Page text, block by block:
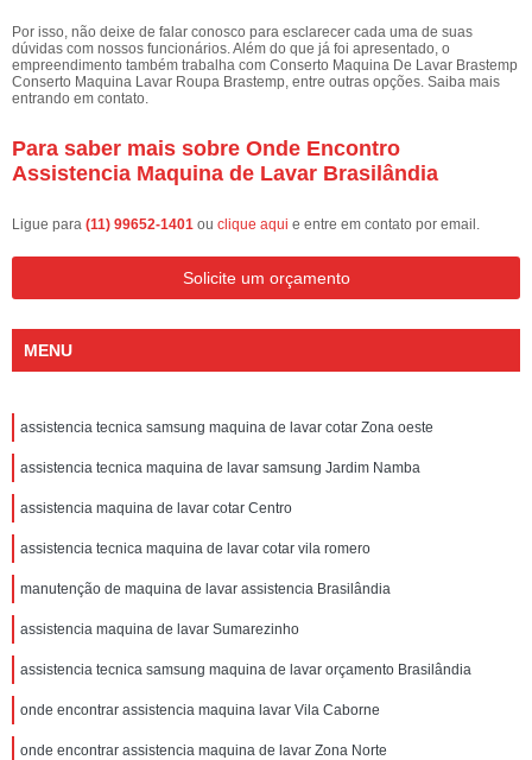
Por isso, não deixe de falar conosco para esclarecer cada uma de suas
dúvidas com nossos funcionários. Além do que já foi apresentado, o
empreendimento também trabalha com Conserto Maquina De Lavar Brastemp
Conserto Maquina Lavar Roupa Brastemp, entre outras opções. Saiba mais
entrando em contato.
Para saber mais sobre Onde Encontro
Assistencia Maquina de Lavar Brasilândia
Ligue para (11) 99652-1401 ou clique aqui e entre em contato por email.
Solicite um orçamento
MENU
assistencia tecnica samsung maquina de lavar cotar Zona oeste
assistencia tecnica maquina de lavar samsung Jardim Namba
assistencia maquina de lavar cotar Centro
assistencia tecnica maquina de lavar cotar vila romero
manutenção de maquina de lavar assistencia Brasilândia
assistencia maquina de lavar Sumarezinho
assistencia tecnica samsung maquina de lavar orçamento Brasilândia
onde encontrar assistencia maquina lavar Vila Caborne
onde encontrar assistencia maquina de lavar Zona Norte